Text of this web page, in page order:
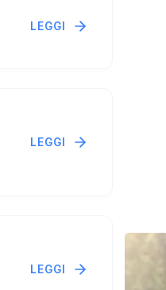
LEGGI
LEGGI
LEGGI